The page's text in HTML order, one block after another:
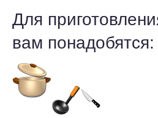
Для
вам понадобятся: